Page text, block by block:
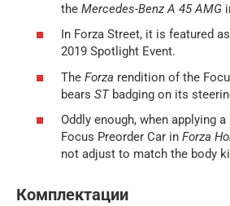
the Mercedes-Benz A 45 AMG
In Forza Street, it is featured
2019 Spotlight Event.
The Forza rendition of the
bears STbadging on its
Oddly enough, when applying
Focus Preorder Car in Forza
not adjust to match the body
Комплектации